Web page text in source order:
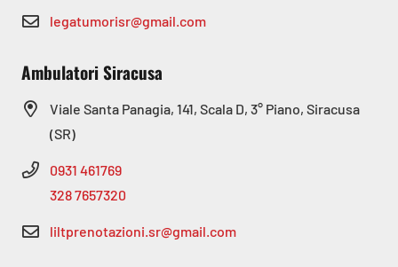
legatumorisr@gmail.com
Ambulatori Siracusa
Viale Santa Panagia, 141, Scala D, 3° Piano, Siracusa
(SR)
0931 461769
328 7657320
liltprenotazioni.sr@gmail.com